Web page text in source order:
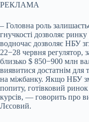
РЕКЛАМА
– Головна роль
гнучкості дозволяє
водночас дозволяє НБУ
22−28 червня
близько $ 850−900 млн
виявитися достатнім
на міжбанку. Якщо НБУ
попиту, готівковий
курсів, — говорить про
Лєсовий.